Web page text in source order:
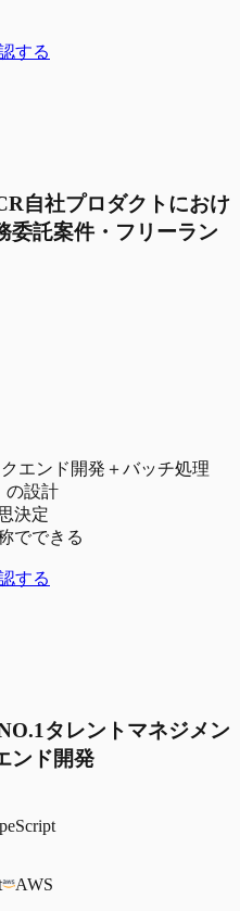
する
自社プロダクトにおけ
委託案件・フリーラン
エンド開発＋バッチ処理
の設計
決定
でできる
する
タレントマネジメン
ンド開発
AWS